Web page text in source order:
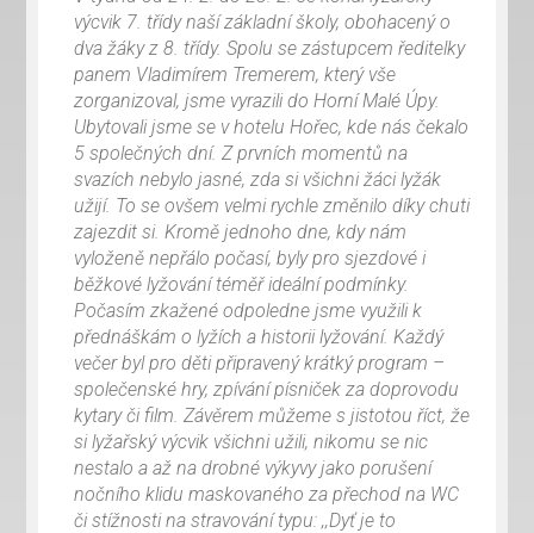
výcvik 7. třídy naší základní školy, obohacený o
dva žáky z 8. třídy. Spolu se zástupcem ředitelky
panem Vladimírem Tremerem, který vše
zorganizoval, jsme vyrazili do Horní Malé Úpy.
Ubytovali jsme se v hotelu Hořec, kde nás čekalo
5 společných dní. Z prvních momentů na
svazích nebylo jasné, zda si všichni žáci lyžák
užijí. To se ovšem velmi rychle změnilo díky chuti
zajezdit si. Kromě jednoho dne, kdy nám
vyloženě nepřálo počasí, byly pro sjezdové i
běžkové lyžování téměř ideální podmínky.
Počasím zkažené odpoledne jsme využili k
přednáškám o lyžích a historii lyžování. Každý
večer byl pro děti připravený krátký program –
společenské hry, zpívání písniček za doprovodu
kytary či film. Závěrem můžeme s jistotou říct, že
si lyžařský výcvik všichni užili, nikomu se nic
nestalo a až na drobné výkyvy jako porušení
nočního klidu maskovaného za přechod na WC
či stížnosti na stravování typu: ‚‚Dyť je to